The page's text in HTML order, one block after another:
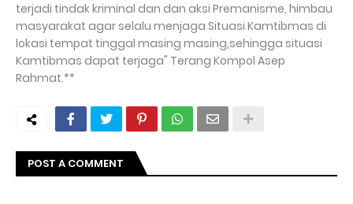
terjadi tindak kriminal dan dan aksi Premanisme, himbau
masyarakat agar selalu menjaga Situasi Kamtibmas di
lokasi tempat tinggal masing masing,sehingga situasi
Kamtibmas dapat terjaga" Terang Kompol Asep
Rahmat.**
POST A COMMENT